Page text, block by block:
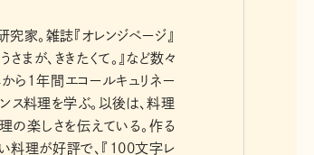
家。雑誌『オレンジページ』
まが、ききたくて。』など数々
ら1年間エコールキュリネー
ス料理を学ぶ。以後は、料理
の楽しさを伝えている。作る
料理が好評で、『100文字レ